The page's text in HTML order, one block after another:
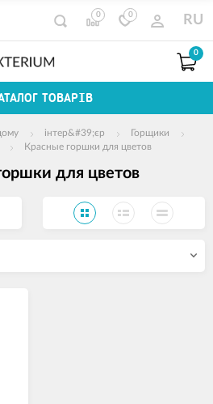
0 0 RU
0
ТОВАРІВ
інтер&#39;єр
Горщики
Красные горшки для цветов
для цветов